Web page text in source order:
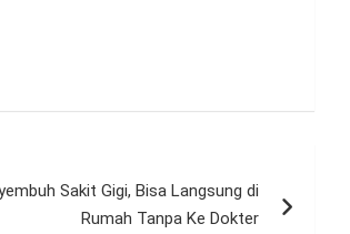
Sakit Gigi, Bisa Langsung di
Rumah Tanpa Ke Dokter